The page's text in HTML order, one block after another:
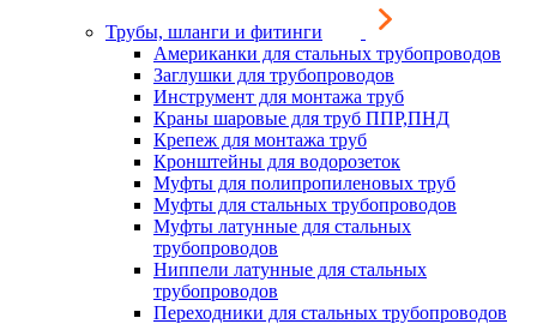
Трубы, шланги и фитинги
Американки для стальных трубопроводов
Заглушки для трубопроводов
Инструмент для монтажа труб
Краны шаровые для труб ППР,ПНД
Крепеж для монтажа труб
Кронштейны для водорозеток
Муфты для полипропиленовых труб
Муфты для стальных трубопроводов
Муфты латунные для стальных
трубопроводов
Ниппели латунные для стальных
трубопроводов
Переходники для стальных трубопроводов